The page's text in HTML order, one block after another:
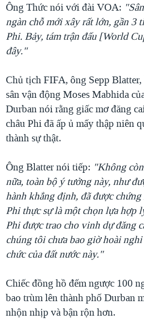
Ông Thức nói với đài VOA:
ngàn chỗ mới xây rất lớn, gần 3
Phi. Bảy, tám trận đấu [World
đây."
Chủ tịch FIFA, ông Sepp
sân vận động Moses Mabhida
Durban nói rằng giấc mơ đăng
châu Phi đã ấp ủ mấy thập niên
thành sự thật.
Ông Blatter nói tiếp: "Không
nữa, toàn bộ ý tưởng này, như
hành khẳng định, đã được
Phi thực sự là một chọn lựa hợp
Phi được trao cho vinh dự đăng
chúng tôi chưa bao giờ hoài
chức của đất nước này."
Chiếc đồng hồ đếm ngược 100
bao trùm lên thành phố Durban
nhộn nhịp và bận rộn hơn.